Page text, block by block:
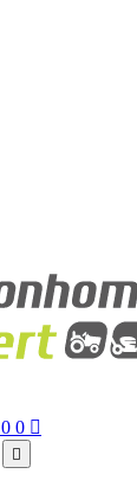
0 0 
